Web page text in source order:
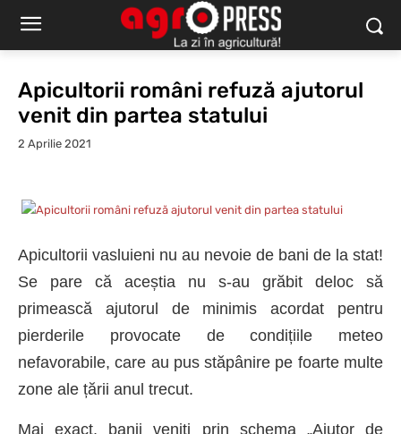
Apicultorii români refuză ajutorul
venit din partea statului
2 Aprilie 2021
Apicultorii vasluieni nu au nevoie de bani de la stat!
Se pare că aceștia nu s-au grăbit deloc să
primească ajutorul de minimis acordat pentru
pierderile provocate de condițiile meteo
nefavorabile,care au pus stăpânire pe foarte multe
zone ale țării anul trecut.
Mai exact, banii veniți prin schema „Ajutor de